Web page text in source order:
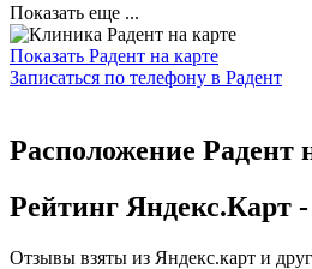
Показать еще ...
Показать Радент на карте
Записаться по телефону в Радент
Расположение Радент
Рейтинг Яндекс.Карт
Отзывы взяты из Яндекс.карт и